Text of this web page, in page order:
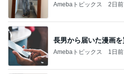
Amebaトピックス 2日前
長男から届いた漫画
Amebaトピックス 1日前